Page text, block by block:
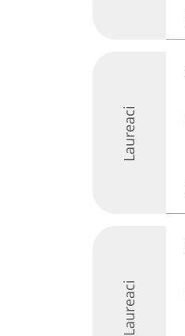
Laureaci
Laureaci